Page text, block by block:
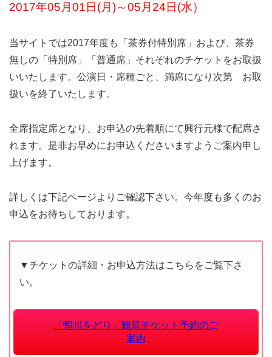
2017年05月01日(月)～05月24日(水）
当サイトでは2017年度も「茶券付特別席」および、茶券
無しの「特別席」「普通席」それぞれのチケットをお取扱
いいたします。公演日・席種ごと、満席になり次第 お取
扱いを終了いたします。
全席指定席となり、お申込の先着順にて興行元様で配席さ
れます。是非お早めにお申込くださいますようご案内申し
上げます。
詳しくは下記ページよりご確認下さい。今年度も多くのお
申込をお待ちしております。
▼チケットの詳細・お申込方法はこちらをご覧下さ
い。
「鴨川をどり」観覧チケット予約のご
案内